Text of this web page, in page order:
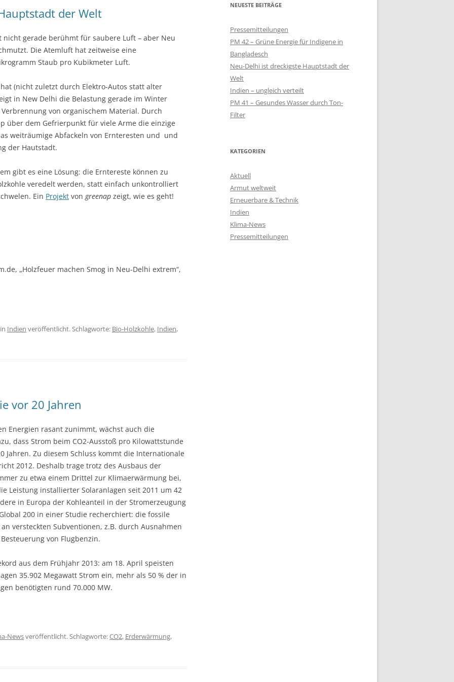
GANGES-INSELN – SOLAR-LAMPEN
AM ENDE DER WELT
MAHARASHTRA – SCHULPROJEKT
MIT SOLARLAMPEN
INDISCHE UREINWOHNER
der Welt
nicht gerade berühmt für saubere Luft – aber Neu
Die Atemluft hat zeitweise eine
Staub pro Kubikmeter Luft.
(nicht zuletzt durch Elektro-Autos statt alter
in New Delhi die Belastung gerade im Winter
von organischem Material. Durch
über dem Gefrierpunkt für viele Arme die einzige
weiträumige Abfackeln von Ernteresten und und
der Hautstadt.
gibt es eine Lösung: die Erntereste können zu
veredelt werden, statt einfach unkontrolliert
Ein Projekt von greenap zeigt, wie es geht!
„Holzfeuer machen Smog in Neu-Delhi extrem“,
Indien veröffentlicht. Schlagworte: Bio-Holzkohle, Indien,
vor 20 Jahren
Energien rasant zunimmt, wächst auch die
dass Strom beim CO2-Ausstoß pro Kilowattstunde
Jahren. Zu diesem Schluss kommt die Internationale
2012. Deshalb trage trotz des Ausbaus der
zu etwa einem Drittel zur Klimaerwärmung bei,
Leistung installierter Solaranlagen seit 2011 um 42
in Europa der Kohleanteil in der Stromerzeugung
200 in einer Studie recherchiert: die fossile
versteckten Subventionen, z.B. durch Ausnahmen
von Flugbenzin.
aus dem Frühjahr 2013: am 18. April speisten
35.902 Megawatt Strom ein, mehr als 50 % der in
benötigten rund 70.000 MW.
Newsveröffentlicht. Schlagworte:CO2, Erderwärmung,
NEUESTE BEITRÄGE
Pressemitteilungen
PM 42 – Grüne Energie für Indigene in
Bangladesch
Neu-Delhi ist dreckigste Hauptstadt der
Welt
Indien – ungleich verteilt
PM 41 – Gesundes Wasser durch Ton-
Filter
KATEGORIEN
Aktuell
Armut weltweit
Erneuerbare & Technik
Indien
Klima-News
Pressemitteilungen